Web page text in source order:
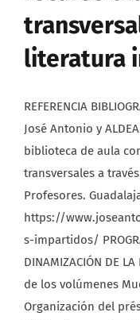
literatura
REFERENCIA
José Antonio y
biblioteca de aula
transversales a
Profesores.
https://
s-impartidos/
DINAMIZACIÓN DE
de los volúmenes
Organización del